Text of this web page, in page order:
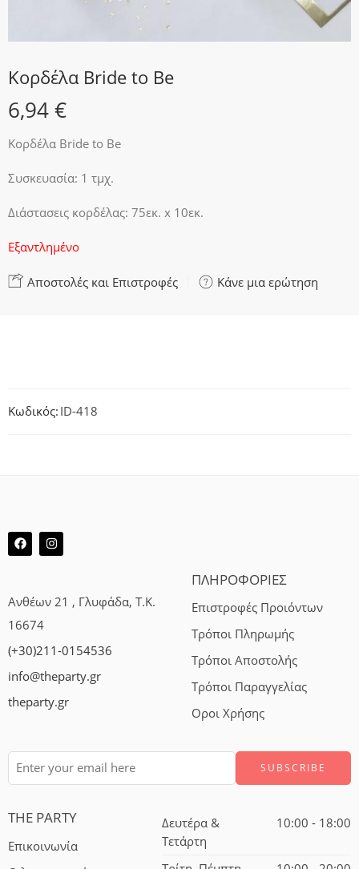
Κορδέλα Bride to Be
6,94€
Κορδέλα Bride to Be
Συσκευασία: 1 τμχ.
Διάστασεις κορδέλας: 75εκ. x 10εκ.
Εξαντλημένο
Αποστολές και Επιστροφές Κάνε μια ερώτηση
Κωδικός: ID-418
Ανθέων 21 , Γλυφάδα, Τ.Κ.
16674
(+30)211-0154536
info@theparty.gr
theparty.gr
ΠΛΗΡΟΦΟΡΙΕΣ
Επιστροφές Προιόντων
Τρόποι Πληρωμής
Τρόποι Αποστολής
Τρόποι Παραγγελίας
Οροι Χρήσης
THE PARTY
Επικοινωνία
Δευτέρα &
Τετάρτη
10:00 - 18:00